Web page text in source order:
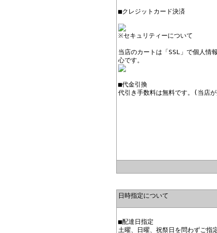
■クレジットカード決済
※セキュリティーについて
当店のカートは「SSL」で個人情
心です。
■代金引換
代引き手数料は無料です。(当店
日時指定について
■配達日指定
土曜、日曜、祝祭日を問わずご指